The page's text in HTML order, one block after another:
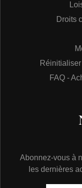
Droits
FAQ -
Abonnez-vous à
les dernières